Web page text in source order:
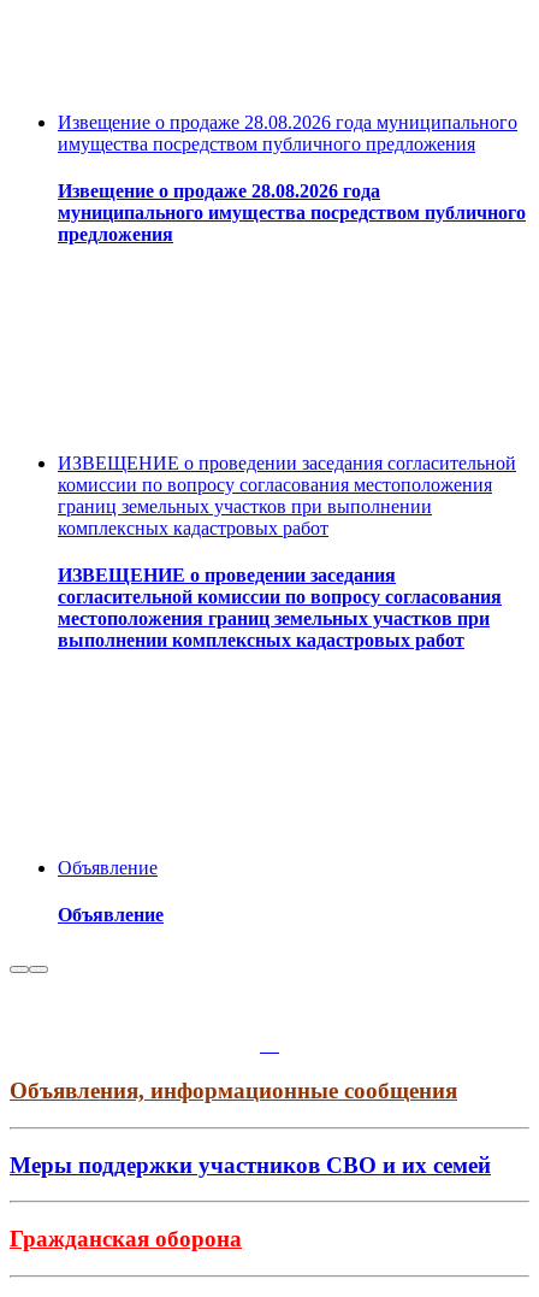
Извещение о продаже 28.08.2026 года муниципального
имущества посредством публичного предложения
Извещение о продаже 28.08.2026 года
муниципального имущества посредством публичного
предложения
ИЗВЕЩЕНИЕ о проведении заседания согласительной
комиссии по вопросу согласования местоположения
границ земельных участков при выполнении
комплексных кадастровых работ
ИЗВЕЩЕНИЕ о проведении заседания
согласительной комиссии по вопросу согласования
местоположения границ земельных участков при
выполнении комплексных кадастровых работ
Объявление
Объявление
Объявления, информационные сообщения
Меры поддержки участников СВО и их семей
Гражданская оборона